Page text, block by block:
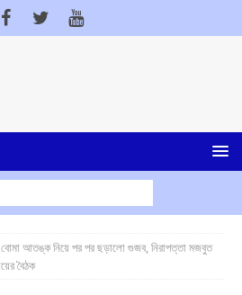
বোমা আতঙ্ক নিয়ে পর পর ছড়ালো গুজব, নিরাপত্তা মজবুত
বৈঠক